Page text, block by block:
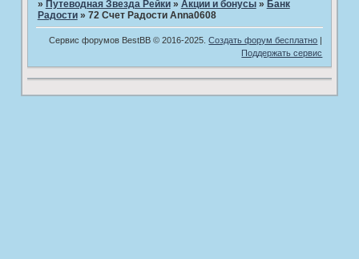
» Путеводная Звезда Рейки » ­Акции и бонусы » Банк
Радости » 72 Счет Радости Anna0608
Сервис форумов BestBB © 2016-2025.Создать форум бесплатно |
Поддержать сервис